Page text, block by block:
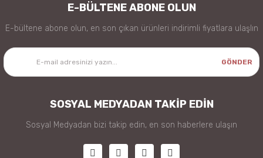
E-BÜLTENE ABONE OLUN
E-bültene abone olun, en son çıkan ürünleri indirimli fiyatlara ulaşlın
GÖNDER
SOSYAL MEDYADAN TAKİP EDİN
Sosyal Medyadan bizi takip edin, en son haberlere ulaşın